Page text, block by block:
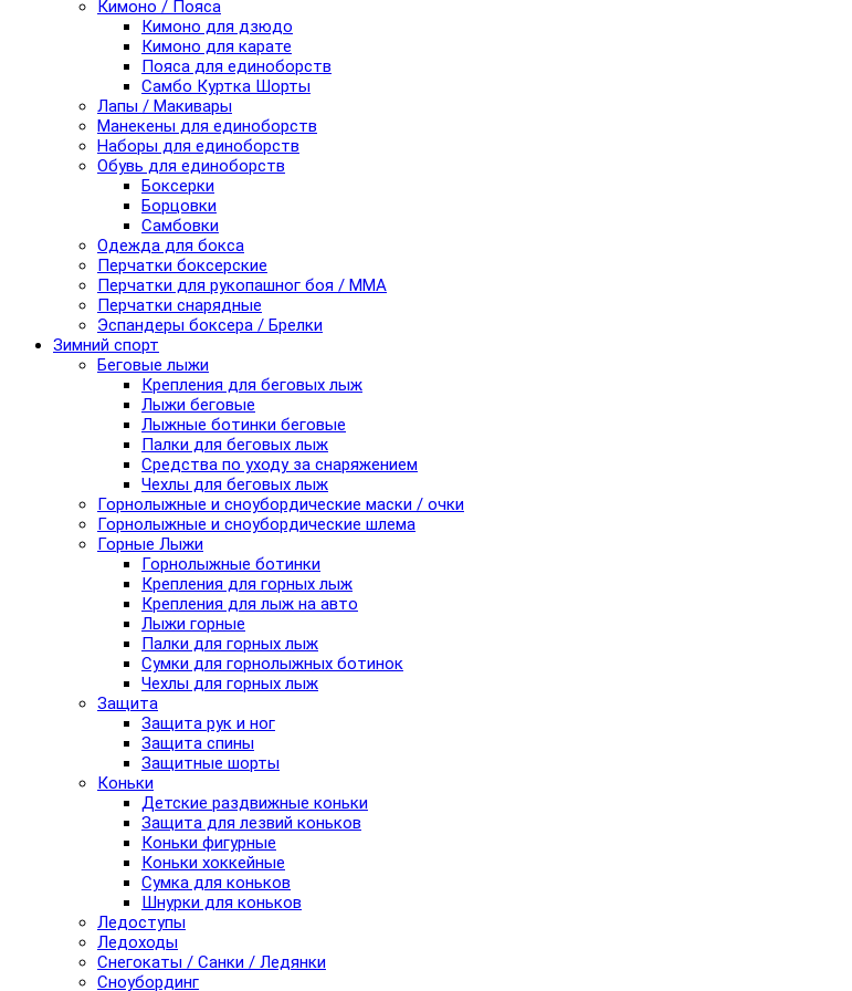
Кимоно / Пояса
Кимоно для дзюдо
Кимоно для карате
Пояса для единоборств
Самбо Куртка Шорты
Лапы / Макивары
Манекены для единоборств
Наборы для единоборств
Обувь для единоборств
Боксерки
Борцовки
Самбовки
Одежда для бокса
Перчатки боксерские
Перчатки для рукопашног боя / ММА
Перчатки снарядные
Эспандеры боксера / Брелки
Зимний спорт
Беговые лыжи
Крепления для беговых лыж
Лыжи беговые
Лыжные ботинки беговые
Палки для беговых лыж
Средства по уходу за снаряжением
Чехлы для беговых лыж
Горнолыжные и сноубордические маски / очки
Горнолыжные и сноубордические шлема
Горные Лыжи
Горнолыжные ботинки
Крепления для горных лыж
Крепления для лыж на авто
Лыжи горные
Палки для горных лыж
Сумки для горнолыжных ботинок
Чехлы для горных лыж
Защита
Защита рук и ног
Защита спины
Защитные шорты
Коньки
Детские раздвижные коньки
Защита для лезвий коньков
Коньки фигурные
Коньки хоккейные
Сумка для коньков
Шнурки для коньков
Ледоступы
Ледоходы
Снегокаты / Санки / Ледянки
Сноубординг